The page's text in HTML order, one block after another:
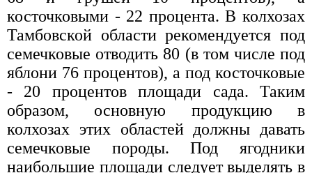
косточковыми - 22 процента. В колхозах
Тамбовской области рекомендуется под
семечковые отводить 80 (в том числе под
яблони 76 процентов), а под косточковые
- 20 процентов площади сада. Таким
образом, основную продукцию в
колхозах этих областей должны давать
семечковые породы. Под ягодники
наибольшие площади следует выделять в